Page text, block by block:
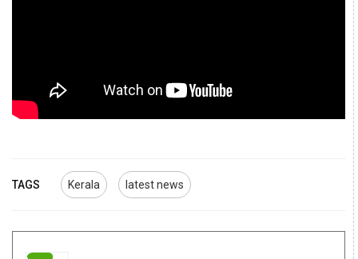
TAGS Kerala latest news